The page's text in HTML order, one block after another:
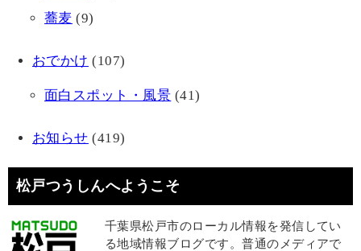
蕎麦 (9)
おでかけ (107)
面白スポット・風景 (41)
お知らせ (419)
松戸つうしんへようこそ
千葉県松戸市のローカル情報を発信してい
る地域情報ブログです。普通のメディアで